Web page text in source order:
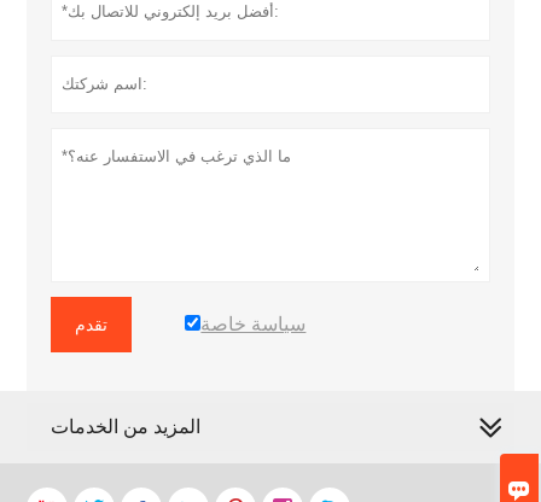

تقدم سياسة خاصة
المزيد من الخدمات